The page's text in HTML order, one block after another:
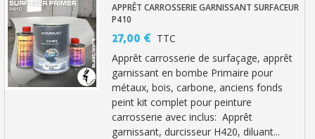
APPRÊT CARROSSERIE GARNISSANT SURFACEUR
P410
27,00 € TTC
Apprêt carrosserie de surfaçage, apprêt
garnissant en bombe Primaire pour
métaux, bois, carbone, anciens fonds
peint kit complet pour peinture
carrosserie avec inclus: Apprêt
garnissant, durcisseur H420, diluant...